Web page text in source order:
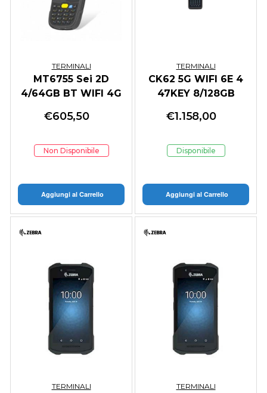
TERMINALI
MT6755 Sei 2D
4/64GB BT WIFI 4G
€605,50
Non Disponibile
Aggiungi al Carrello
TERMINALI
CK62 5G WIFI 6E 4
47KEY 8/128GB
€1.158,00
Disponibile
Aggiungi al Carrello
TERMINALI TERMINALI